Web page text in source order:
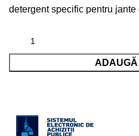
detergent specific pentru
ADAUGĂ